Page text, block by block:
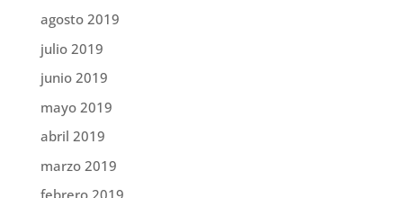
agosto 2019
julio 2019
junio 2019
mayo 2019
abril 2019
marzo 2019